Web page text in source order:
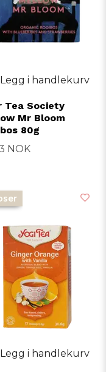
Legg i handlekurv
Tea Society
Mr Bloom
80g
NOK
Legg i handlekurv